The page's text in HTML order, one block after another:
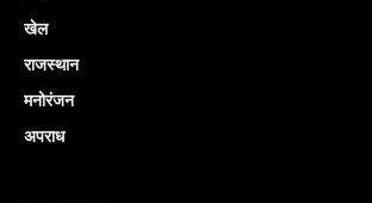
खेल
राजस्थान
मनोरंजन
अपराध